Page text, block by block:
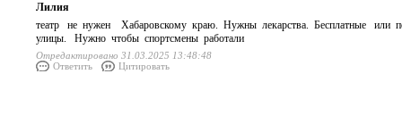
Лилия
театр не нужен Хабаровскому краю. Нужны лекарства. Бесплатные
улицы. Нужно чтобы спортсмены работали
Отредактировано 31.03.2025 13:48:48
Ответить
Цитировать